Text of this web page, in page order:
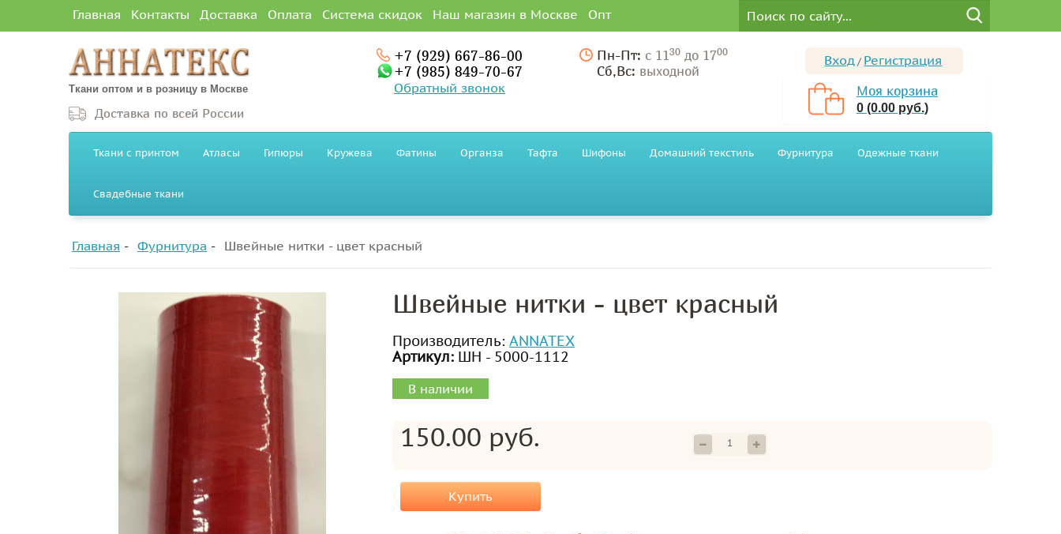
Главная Контакты Доставка Оплата Система скидок Наш магазин в Москве Опт
Ткани оптом и в розницу в Москве
Доставка по всей России
+7 (929) 667-86-00
+7 (985) 849-70-67
Обратный звонок
Пн-Пт: с 1130 до 1700
Сб,Вс: выходной
Вход / Регистрация
Моя корзина
0 (0.00 руб.)
Ткани с принтом Атласы Гипюры Кружева Фатины Органза Тафта Шифоны Домашний текстиль Фурнитура Одежные ткани
Свадебные ткани
Главная Фурнитура Швейные нитки - цвет красный
Швейные нитки - цвет красный
Производитель: ANNATEX
Артикул: ШН - 5000-1112
В наличии
150.00 руб.
Купить